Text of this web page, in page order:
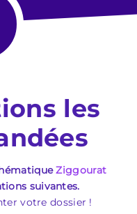
les
Ziggourat
suivantes.
votre dossier !